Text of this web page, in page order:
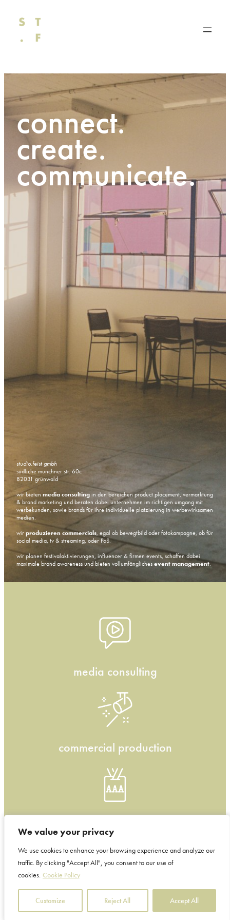
We value your privacy
We use cookies to enhance your browsing experience and analyze our
traffic. By clicking "Accept All", you consent to our use of
cookies. Cookie Policy
Customize Reject All Accept All
We value your privacy
We use cookies to enhance your browsing experience and analyze our
traffic. By clicking "Accept All", you consent to our use of
cookies. Cookie Policy
Customize Reject All Accept All
Inhalt
connect.
create.
communicate.
studio.feist gmbh
südliche münchner str. 60c
82031 grünwald
wir bieten media consultingin den bereichen product placement, vermarktung
& brand marketing und beraten dabei unternehmen im richtigen umgang mit
werbekunden, sowie brands für ihre individuelle platzierung in werbewirksamen
medien.
wirproduzierencommercials, egal ob bewegtbild oder fotokampagne, ob für
social media, tv & streaming, oder PoS.
wir planen festivalaktivierungen, influencer & firmen events, schaffen dabei
maximale brand awareness und bieten vollumfänglichesevent management.
media consulting
commercial production
copyright2026 studio.feist